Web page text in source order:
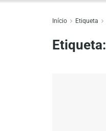
Início Etiqueta
Etiqueta: